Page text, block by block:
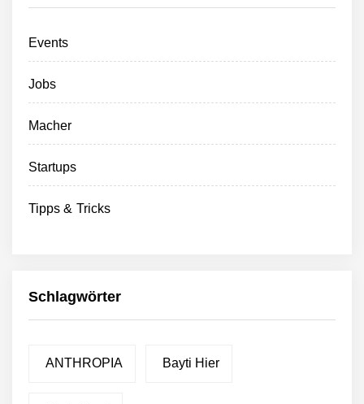
Events
Jobs
Macher
Startups
Tipps & Tricks
Schlagwörter
ANTHROPIA Bayti Hier